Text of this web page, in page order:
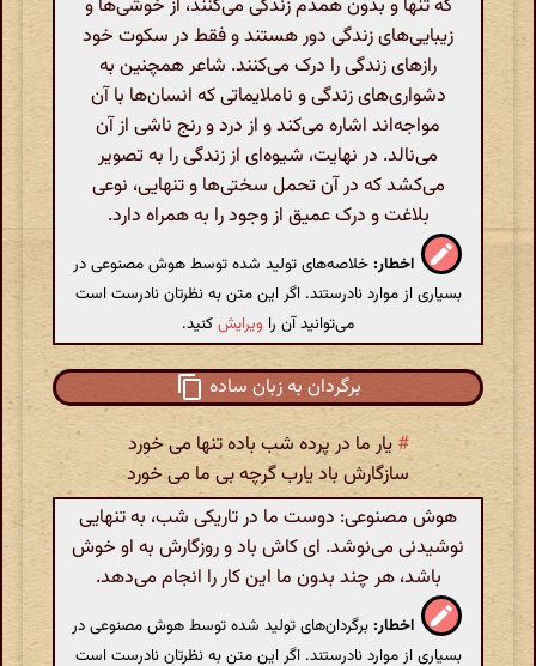
که تنها و بدون همدم زندگی می‌کنند، از خوشی‌ها و
زیبایی‌های زندگی دور هستند و فقط در سکوت خود
رازهای زندگی را درک می‌کنند. شاعر همچنین به
دشواری‌های زندگی و ناملایماتی که انسان‌ها با آن
مواجه‌اند اشاره می‌کند و از درد و رنج ناشی از آن
می‌نالد. در نهایت، شیوه‌ای از زندگی را به تصویر
می‌کشد که در آن تحمل سختی‌ها و تنهایی، نوعی
بلاغت و درک عمیق از وجود را به همراه دارد.
اخطار: خلاصه‌های تولید شده توسط هوش مصنوعی در
بسیاری از موارد نادرستند. اگر این متن به نظرتان نادرست است
می‌توانید آن را ویرایشکنید.
برگردان به زبان ساده
# یار ما در پرده شب باده تنها می خورد
سازگارش باد یارب گرچه بی ما می خورد
هوش مصنوعی: دوست ما در تاریکی شب، به تنهایی
نوشیدنی می‌نوشد. ای کاش باد و روزگارش به او خوش
باشد، هر چند بدون ما این کار را انجام می‌دهد.
اخطار: برگردان‌های تولید شده توسط هوش مصنوعی در
بسیاری از موارد نادرستند. اگر این متن به نظرتان نادرست است